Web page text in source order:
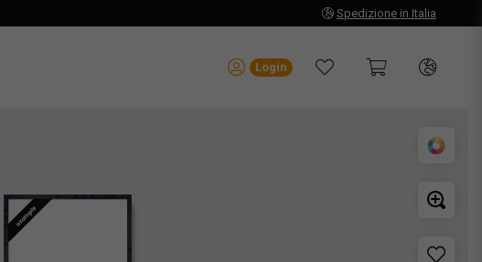
Spedizione in Italia
Login